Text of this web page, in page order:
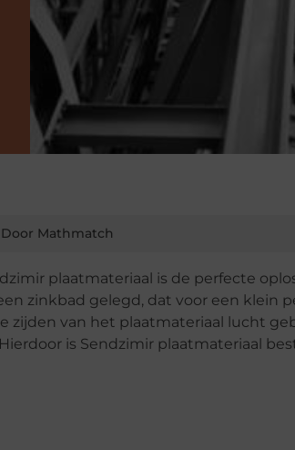
Mathmatch
plaatmateriaal is de perfecte
zinkbad gelegd, dat voor een klein
van het plaatmateriaal lucht
is Sendzimir plaatmateriaal